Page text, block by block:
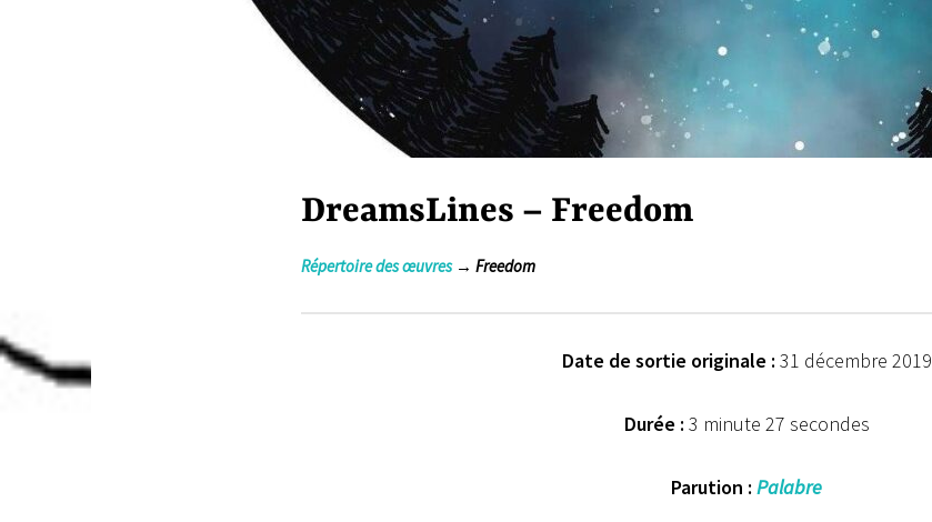
DreamsLines – Freedom
Répertoire des œuvres→ Freedom
Date de sortie originale : 31 décembre 2019
Durée : 3 minute 27 secondes
Parution : Palabre